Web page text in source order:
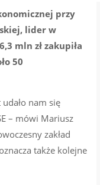
przy
lider w
mln zł zakupiła
50
nam się
– mówi Mariusz
zakład
także kolejne